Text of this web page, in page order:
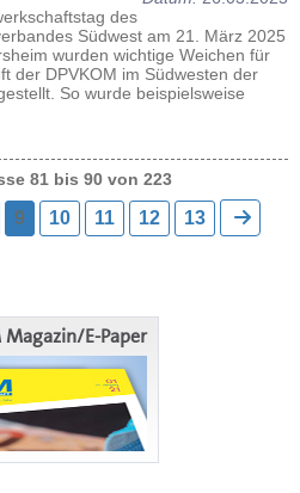
des
Südwest am 21. März 2025
wurden wichtige Weichen für
der DPVKOM im Südwesten der
So wurde beispielsweise
81 bis 90 von 223
9 10 11 12 13
Magazin/E-Paper